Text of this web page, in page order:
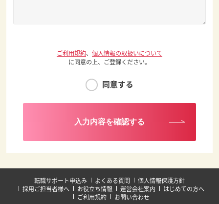
ご利用規約、 個人情報の取扱いについて
に同意の上、ご登録ください。
同意する
入力内容を確認する
転職サポート申込み よくある質問
個人情報保護方針
採用ご担当者様へ
お役立ち情報 運営会社案内
はじめての方へ
ご利用規約
お問い合わせ